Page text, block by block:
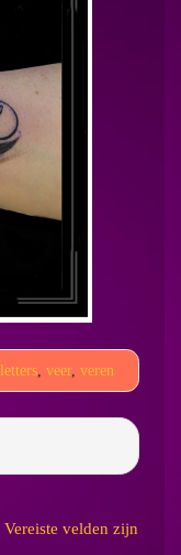
letters, veer, veren
Vereiste velden zijn